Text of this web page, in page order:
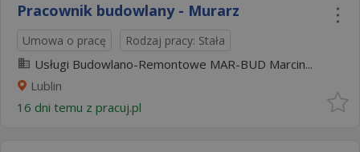
Pracownik budowlany - Murarz
Umowa o pracę Rodzaj pracy: Stała
Usługi Budowlano-Remontowe MAR-BUD Marcin...
Lublin
16 dni temu z pracuj.pl